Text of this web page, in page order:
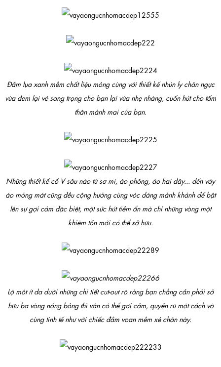
Đầm lụa xanh mềm chất liệu mỏng cùng với thiết kế nhún ly chân ngực
vừa đem lại vẻ sang trọng cho bạn lại vừa nhẹ nhàng, cuốn hút cho tấm
thân mảnh mai của bạn.
Những thiết kế cổ V sâu nào từ sơ mi, áo phông, áo hai dây... đến váy
áo mỏng mát cũng đều cộng hưởng cùng vóc dáng mảnh khảnh để bật
lên sự gợi cảm đặc biệt, một sức hút tiềm ẩn mà chỉ những vòng một
khiêm tốn mới có thể sở hữu.
Lộ một ít da dưới những chi tiết cut-out rõ ràng bạn chẳng cần phải sở
hữu ba vòng nóng bỏng thì vẫn có thể gợi cảm, quyến rũ một cách vô
cùng tinh tế như với chiếc đầm voan mềm xẻ chân này.